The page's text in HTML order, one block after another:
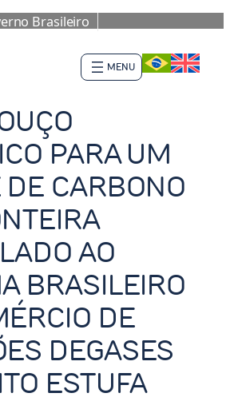
Brasileiro
al
contenido
PARA UM
CARBONO
AO
BRASILEIRO
DE
DEGASES
ESTUFA